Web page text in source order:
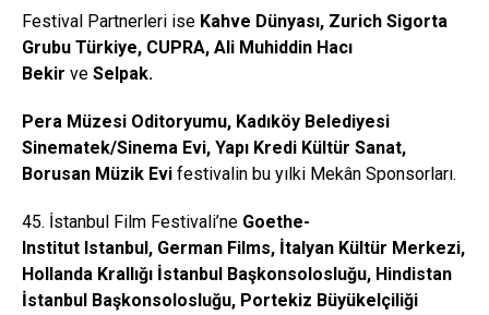
Festival Partnerleri ise Kahve Dünyası, Zurich Sigorta
Grubu Türkiye, CUPRA, Ali Muhiddin Hacı
Bekir ve Selpak.
Pera Müzesi Oditoryumu, Kadıköy Belediyesi
Sinematek/Sinema Evi, Yapı Kredi Kültür Sanat,
Borusan Müzik Evi festivalin bu yılki Mekân Sponsorları.
45. İstanbul Film Festivali’ne Goethe-
Institut Istanbul , German Films, İtalyan Kültür Merkezi,
Hollanda Krallığı İstanbul Başkonsolosluğu, Hindistan
İstanbul Başkonsolosluğu, Portekiz Büyükelçiliği